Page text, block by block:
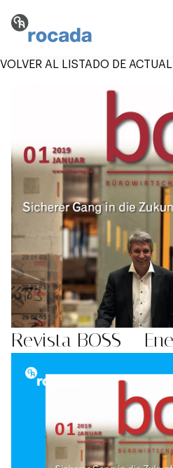
Interactive
Set
Be Soft
Technicline
VOLVER AL LISTADO DE
Revista BOSS –